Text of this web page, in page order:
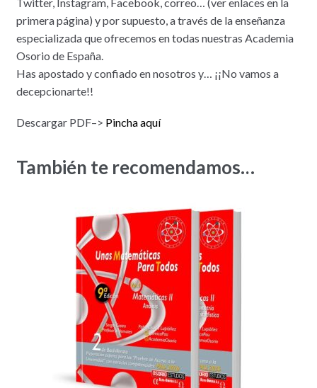
primera página) y por supuesto, a través de la enseñanza
especializada que ofrecemos en todas nuestras Academia
Osorio de España.
Has apostado y confiado en nosotros y… ¡¡No vamos a
decepcionarte!!
Descargar PDF–> Pincha aquí
También te recomendamos…